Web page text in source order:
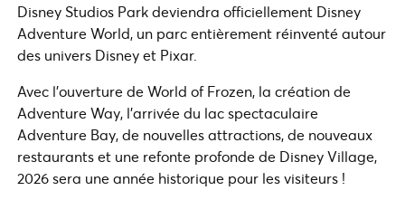
Disney Studios Park deviendra officiellement Disney
Adventure World, un parc entièrement réinventé autour
des univers Disney et Pixar.
Avec l’ouverture de World of Frozen, la création de
Adventure Way, l’arrivée du lac spectaculaire
Adventure Bay, de nouvelles attractions, de nouveaux
restaurants et une refonte profonde de Disney Village,
2026 sera une année historique pour les visiteurs !